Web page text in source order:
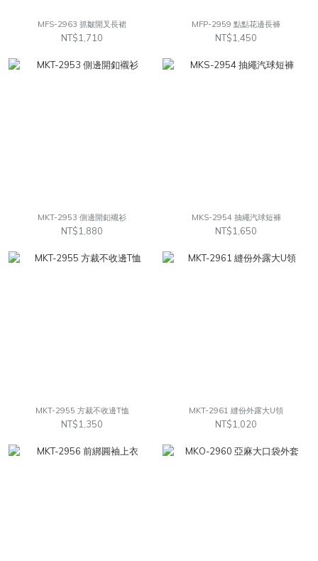
MFS-2963 抓皺開叉長裙
NT$1,710
MFP-2959 點點花邊長褲
NT$1,450
MKT-2953 側邊開釦襯衫
NT$1,880
MKS-2954 抽繩汽球短褲
NT$1,650
MKT-2955 方裁不收邊T恤
NT$1,350
MKT-2961 縫份外露大U領
NT$1,020